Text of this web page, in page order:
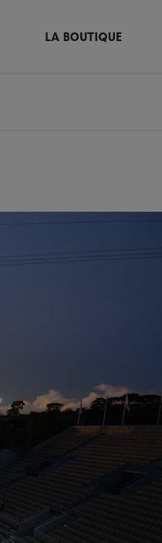
LA BOUTIQUE